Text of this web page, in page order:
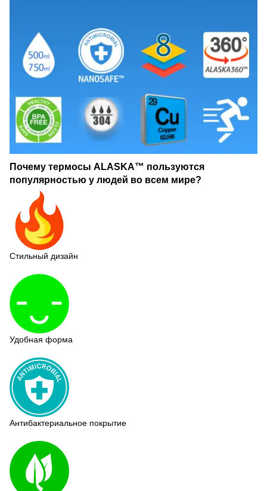
Почему термосы ALASKA™ пользуются
популярностью у людей во всем мире?
Стильный дизайн
Удобная форма
Антибактериальное покрытие